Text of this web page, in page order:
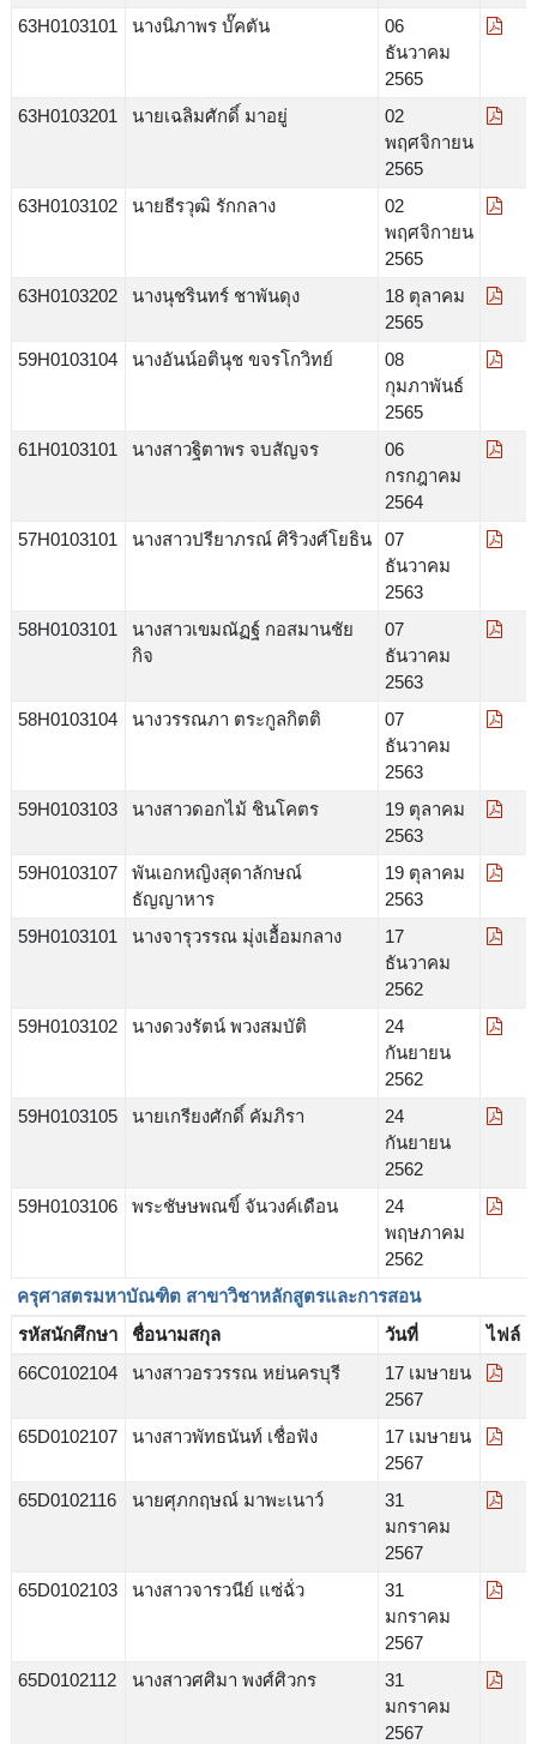
63H0103101
นางนิภาพร บั๊คตัน
06
ธันวาคม
2565
63H0103201
นายเฉลิมศักดิ์ มาอยู่
02
พฤศจิกายน
2565
63H0103102
นายธีรวุฒิ รักกลาง
02
พฤศจิกายน
2565
63H0103202
นางนุชรินทร์ ชาพันดุง
18 ตุลาคม
2565
59H0103104
นางอันน์อตินุช ขจรโกวิทย์
08
กุมภาพันธ์
2565
61H0103101
นางสาวฐิตาพร จบสัญจร
06
กรกฎาคม
2564
57H0103101
นางสาวปรียาภรณ์ ศิริวงศ์โยธิน
07
ธันวาคม
2563
58H0103101
นางสาวเขมณัฏฐ์ กอสมานชัย
กิจ
07
ธันวาคม
2563
58H0103104
นางวรรณภา ตระกูลกิตติ
07
ธันวาคม
2563
59H0103103
นางสาวดอกไม้ ชินโคตร
19 ตุลาคม
2563
59H0103107
พันเอกหญิงสุดาลักษณ์
ธัญญาหาร
19 ตุลาคม
2563
59H0103101
นางจารุวรรณ มุ่งเอื้อมกลาง
17
ธันวาคม
2562
59H0103102
นางดวงรัตน์ พวงสมบัติ
24
กันยายน
2562
59H0103105
นายเกรียงศักดิ์ คัมภิรา
24
กันยายน
2562
59H0103106
พระชัษษพณขิ์ จันวงค์เดือน
24
พฤษภาคม
2562
ครุศาสตรมหาบัณฑิต สาขาวิชาหลักสูตรและการสอน
รหัสนักศึกษา
ชื่อนามสกุล วันที่
ไฟล์
66C0102104
นางสาวอรวรรณ หย่นครบุรี
17 เมษายน
2567
65D0102107
นางสาวพัทธนันท์ เชื่อฟัง
17 เมษายน
2567
65D0102116
นายศุภกฤษณ์ มาพะเนาว์
31
มกราคม
2567
65D0102103
นางสาวจารวนีย์ แซ่ฉั่ว
31
มกราคม
2567
65D0102112
นางสาวศศิมา พงศ์ศิวกร
31
มกราคม
2567